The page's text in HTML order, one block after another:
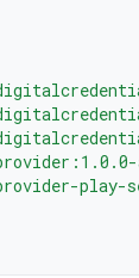
play-